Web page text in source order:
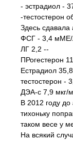
- эстрадиол -
-тестостерон
Здесь
ФСГ - 3,4
ЛГ 2,2 --
ПРогестерон
Естрадиол
тестостерон -
ДЭА-с 7,9 мкг/
В 2012 году
тихоньку
таком весе у
На всякий